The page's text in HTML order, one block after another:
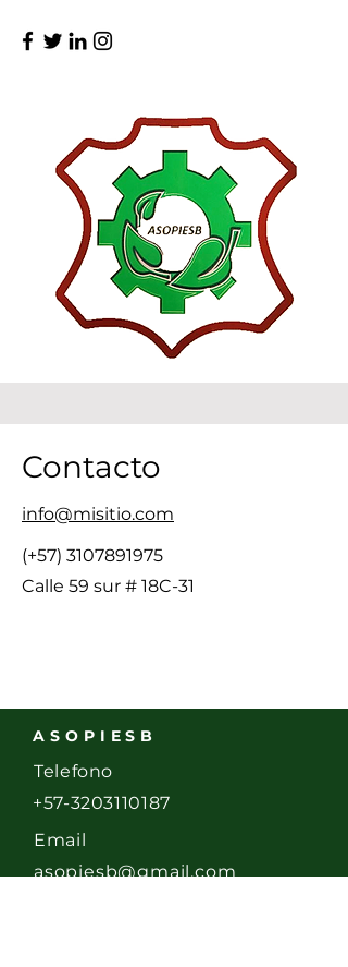
Contacto
info@misitio.com
(+57) 3107891975
Calle 59 sur # 18C-31
ASOPIESB
Telefono
+57-3203110187
Email
asopiesb@gmail.com